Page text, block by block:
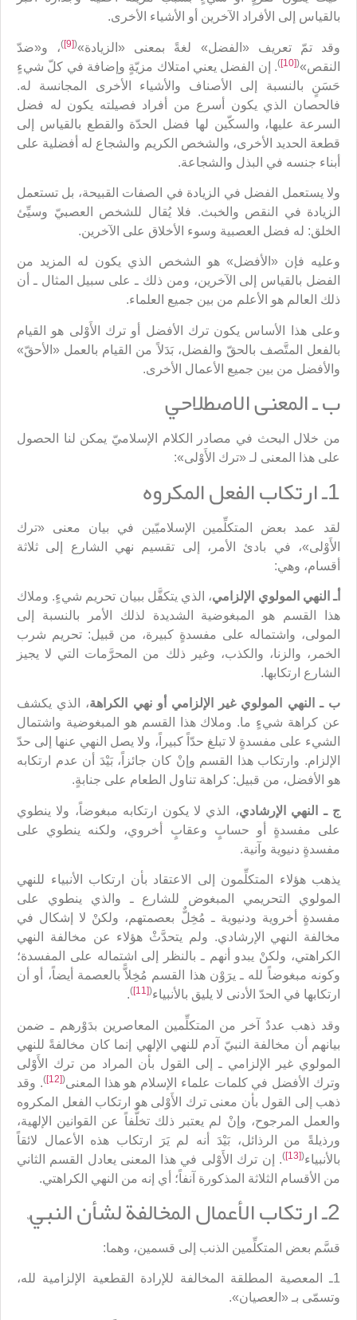
بالقياس إلى الأفراد الآخرين أو الأشياء الأخرى.
وقد تمّ تعريف «الفضل» لغةً بمعنى «الزيادة»(
[9]
)، و«ضدّ
النقص»(
[10]
). إن الفضل يعني امتلاك مزيّةٍ وإضافة في كلّ شيءٍ
حَسَنٍ بالنسبة إلى الأصناف والأشياء الأخرى المجانسة له.
فالحصان الذي يكون أسرع من أفراد فصيلته يكون له فضل
السرعة عليها، والسكّين لها فضل الحدّة والقطع بالقياس إلى
قطعة الحديد الأخرى، والشخص الكريم والشجاع له أفضلية على
أبناء جنسه في البذل والشجاعة.
ولا يستعمل الفضل في الزيادة في الصفات القبيحة، بل تستعمل
الزيادة في النقص والخبث. فلا يُقال للشخص العصبيّ وسيِّئ
الخلق: له فضل العصبية وسوء الأخلاق على الآخرين.
وعليه فإن «الأفضل» هو الشخص الذي يكون له المزيد من
الفضل بالقياس إلى الآخرين، ومن ذلك ـ على سبيل المثال ـ أن
ذلك العالم هو الأعلم من بين جميع العلماء.
وعلى هذا الأساس يكون ترك الأفضل أو ترك الأَوْلى هو القيام
بالفعل المتَّصف بالحقّ والفضل، بَدَلاً من القيام بالعمل «الأحقّ»
والأفضل من بين جميع الأعمال الأخرى.
ب ـ المعنى الاصطلاحي
من خلال البحث في مصادر الكلام الإسلاميّ يمكن لنا الحصول
على هذا المعنى لـ «ترك الأَوْلى»:
1ـ ارتكاب الفعل المكروه
لقد عمد بعض المتكلِّمين الإسلاميّين في بيان معنى «ترك
الأَوْلى»، في بادئ الأمر، إلى تقسيم نهي الشارع إلى ثلاثة
أقسام، وهي:
أـ النهي المولوي الإلزامي، الذي يتكفَّل ببيان تحريم شيءٍ. وملاك
هذا القسم هو المبغوضية الشديدة لذلك الأمر بالنسبة إلى
المولى، واشتماله على مفسدةٍ كبيرة، من قبيل: تحريم شرب
الخمر، والزنا، والكذب، وغير ذلك من المحرَّمات التي لا يجيز
الشارع ارتكابها.
ب ـ النهي المولوي غير الإلزامي أو نهي الكراهة، الذي يكشف
عن كراهة شيءٍ ما. وملاك هذا القسم هو المبغوضية واشتمال
الشيء على مفسدةٍ لا تبلغ حدّاً كبيراً، ولا يصل النهي عنها إلى حدّ
الإلزام. وارتكاب هذا القسم وإنْ كان جائزاً، بَيْدَ أن عدم ارتكابه
هو الأفضل، من قبيل: كراهة تناول الطعام على جنابةٍ.
ج ـ النهي الإرشادي، الذي لا يكون ارتكابه مبغوضاً، ولا ينطوي
على مفسدةٍ أو حسابٍ وعقابٍ أخروي، ولكنه ينطوي على
مفسدةٍ دنيوية وآنية.
يذهب هؤلاء المتكلِّمون إلى الاعتقاد بأن ارتكاب الأنبياء للنهي
المولوي التحريمي المبغوض للشارع ـ والذي ينطوي على
مفسدةٍ أخروية ودنيوية ـ مُخِلٌّ بعصمتهم، ولكنْ لا إشكال في
مخالفة النهي الإرشادي. ولم يتحدَّثْ هؤلاء عن مخالفة النهي
الكراهتي، ولكنْ يبدو أنهم ـ بالنظر إلى اشتماله على المفسدة؛
وكونه مبغوضاً لله ـ يرَوْن هذا القسم مُخِلاًّ بالعصمة أيضاً، أو أن
ارتكابها في الحدّ الأدنى لا يليق بالأنبياء(
[11]
)
.
وقد ذهب عددٌ آخر من المتكلِّمين المعاصرين بدَوْرهم ـ ضمن
بيانهم أن مخالفة النبيّ آدم للنهي الإلهي إنما كان مخالفةً للنهي
المولوي غير الإلزامي ـ إلى القول بأن المراد من ترك الأَوْلى
وترك الأفضل في كلمات علماء الإسلام هو هذا المعنى(
[12]
). وقد
ذهب إلى القول بأن معنى ترك الأَوْلى هو ارتكاب الفعل المكروه
والعمل المرجوح، وإنْ لم يعتبر ذلك تخلُّفاً عن القوانين الإلهية،
ورذيلةً من الرذائل، بَيْدَ أنه لم يَرَ ارتكاب هذه الأعمال لائقاً
بالأنبياء(
[13]
). إن ترك الأَوْلى في هذا المعنى يعادل القسم الثاني
من الأقسام الثلاثة المذكورة آنفاً؛ أي إنه من النهي الكراهتي.
2ـ ارتكاب الأعمال المخالفة لشأن النبيّ
قسَّم بعض المتكلِّمين الذنب إلى قسمين، وهما:
1ـ المعصية المطلقة المخالفة للإرادة القطعية الإلزامية لله،
وتسمّى بـ «العصيان».